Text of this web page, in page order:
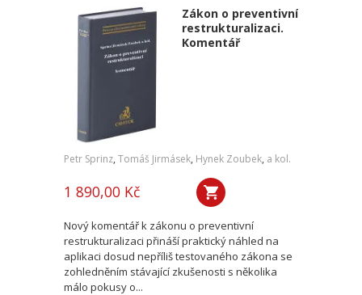
Zákon o preventivní
restrukturalizaci.
Komentář
Petr Sprinz, Tomáš Jirmásek, Hynek Zoubek, a kol.
1 890,00 Kč
Nový komentář k zákonu o preventivní
restrukturalizaci přináší praktický náhled na
aplikaci dosud nepříliš testovaného zákona se
zohledněním stávající zkušenosti s několika
málo pokusy o...